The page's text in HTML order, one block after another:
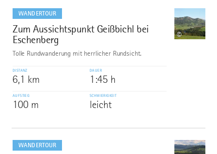
WANDERTOUR
9
Zum Aussichtspunkt Geißbichl bei
Eschenberg
©
Tolle Rundwanderung mit herrlicher Rundsicht.
DISTANZ
6,1 km
DAUER
1:45 h
AUFSTIEG
100 m
SCHWIERIGKEIT
leicht
dazu
WANDERTOUR
dazu